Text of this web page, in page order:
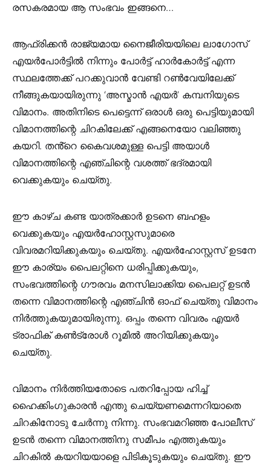
രസകരമായ ആ സംഭവം ഇങ്ങനെ…
ആഫ്രിക്കൻ രാജ്യമായ നൈജീരിയയിലെ ലാഗോസ്
എയർപോർട്ടിൽ നിന്നും പോർട്ട് ഹാർകോർട്ട് എന്ന
സ്ഥലത്തേക്ക് പറക്കുവാൻ വേണ്ടി റൺവേയിലേക്ക്
നീങ്ങുകയായിരുന്നു ‘അസ്മാൻ എയർ’ കമ്പനിയുടെ
വിമാനം. അതിനിടെ പെട്ടെന്ന് ഒരാൾ ഒരു പെട്ടിയുമായി
വിമാനത്തിന്റെ ചിറകിലേക്ക് എങ്ങനെയോ വലിഞ്ഞു
കയറി. തൻ്റെ കൈവശമുള്ള പെട്ടി അയാൾ
വിമാനത്തിന്റെ എഞ്ചിന്റെ വശത്ത് ഭദ്രമായി
വെക്കുകയും ചെയ്തു.
ഈ കാഴ്ച കണ്ട യാത്രക്കാർ ഉടനെ ബഹളം
വെക്കുകയും എയർഹോസ്റ്റസുമാരെ
വിവരമറിയിക്കുകയും ചെയ്തു. എയർഹോസ്റ്റസ് ഉടനേ
ഈ കാര്യം പൈലറ്റിനെ ധരിപ്പിക്കുകയും,
സംഭവത്തിന്റെ ഗൗരവം മനസിലാക്കിയ പൈലറ്റ് ഉടൻ
തന്നെ വിമാനത്തിന്റെ എഞ്ചിൻ ഓഫ് ചെയ്തു വിമാനം
നിർത്തുകയുമായിരുന്നു. ഒപ്പം തന്നെ വിവരം എയർ
ട്രാഫിക് കൺട്രോൾ റൂമിൽ അറിയിക്കുകയും
ചെയ്തു.
വിമാനം നിർത്തിയതോടെ പതറിപ്പോയ ഹിച്ച്
ഹൈക്കിംഗുകാരൻ എന്തു ചെയ്യണമെന്നറിയാതെ
ചിറകിനോടു ചേർന്നു നിന്നു. സംഭവമറിഞ്ഞ പോലീസ്
ഉടൻ തന്നെ വിമാനത്തിനു സമീപം എത്തുകയും
ചിറകിൽ കയറിയയാളെ പിടികൂടുകയും ചെയ്‌തു. ഈ